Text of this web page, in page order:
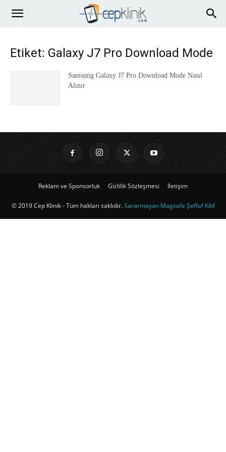
Etiket: Galaxy J7 Pro Download Mode
Samsung Galaxy J7 Pro Download Mode Nasıl
Alınır
Reklam ve Sponsorluk Gizlilik Sözleşmesi İletişim
© 2019 Cep Klinik - Tüm hakları saklıdır.Sararmayan Magsafe Şeffaf Kılıf